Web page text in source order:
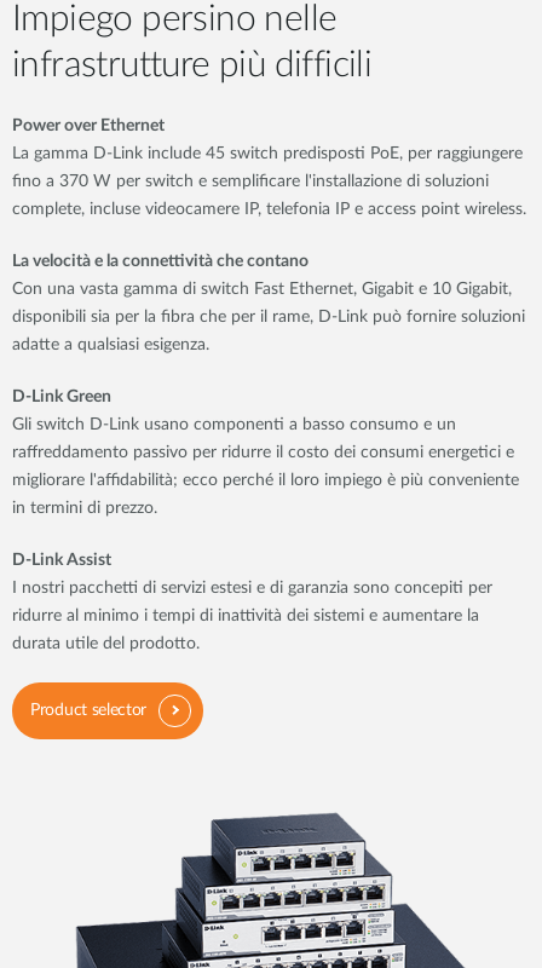
Impiego persino nelle
infrastrutture più difficili
Power over Ethernet
La gamma D-Link include 45 switch predisposti PoE, per raggiungere
fino a 370 W per switch e semplificare l'installazione di soluzioni
complete, incluse videocamere IP, telefonia IP e access point wireless.
La velocità e la connettività che contano
Con una vasta gamma di switch Fast Ethernet, Gigabit e 10 Gigabit,
disponibili sia per la fibra che per il rame, D-Link può fornire soluzioni
adatte a qualsiasi esigenza.
D-Link Green
Gli switch D-Link usano componenti a basso consumo e un
raffreddamento passivo per ridurre il costo dei consumi energetici e
migliorare l'affidabilità; ecco perché il loro impiego è più conveniente
in termini di prezzo.
D-Link Assist
I nostri pacchetti di servizi estesi e di garanzia sono concepiti per
ridurre al minimo i tempi di inattività dei sistemi e aumentare la
durata utile del prodotto.
Product selector